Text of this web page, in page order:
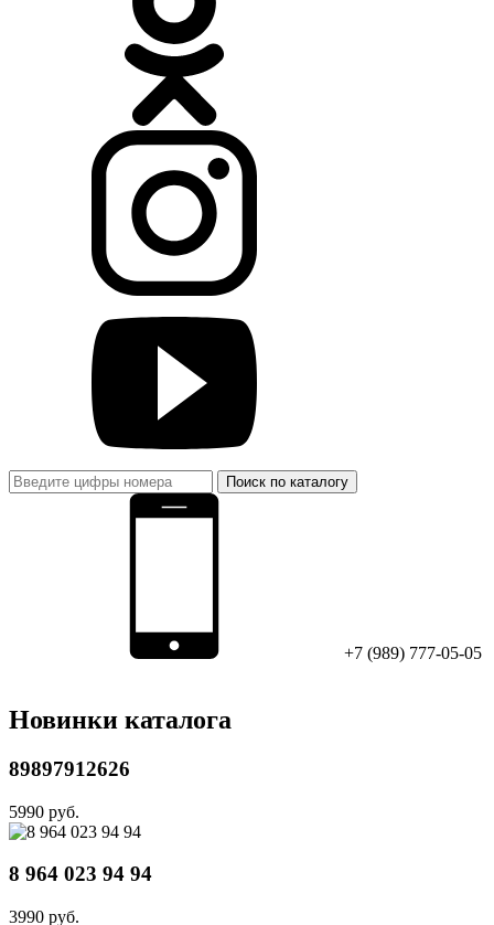
Поиск по каталогу
+7 (989) 777-05-05
Новинки каталога
89897912626
5990 руб.
8 964 023 94 94
3990 руб.